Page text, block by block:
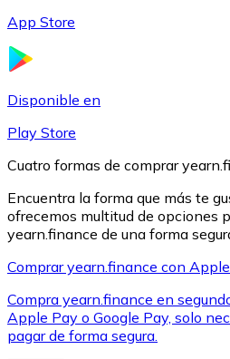
XRP
XRP
App Store
Disponible en
Play Store
Cuatro formas de comprar
Encuentra la forma que más te
ofrecemos multitud de opciones
yearn.finance de una forma
Comprar yearn.finance con
Compra yearn.finance en
Apple Pay o Google Pay, solo
pagar de forma segura.